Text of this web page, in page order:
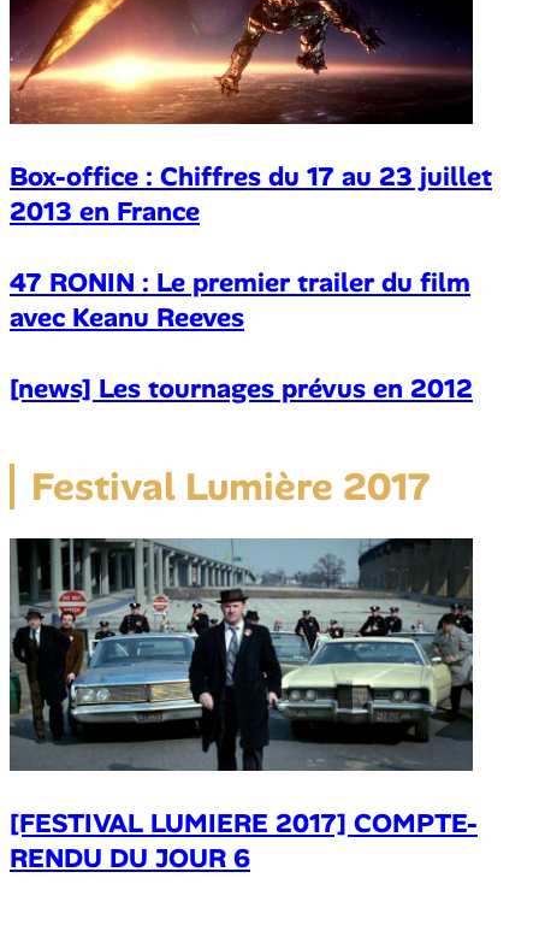
Box-office : Chiffres du 17 au 23 juillet
2013 en France
47 RONIN : Le premier trailer du film
avec Keanu Reeves
[news] Les tournages prévus en 2012
Festival Lumière 2017
[FESTIVAL LUMIERE 2017] COMPTE-
RENDU DU JOUR 6